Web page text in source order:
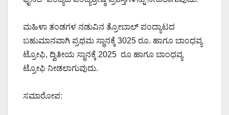
ಮಹಿಳಾ ತಂಡಗಳ ನಡುವಿನ ತ್ರೋಬಾಲ್ ಪಂದ್ಯಾಟದ
ಬಹುಮಾನವಾಗಿ ಪ್ರಥಮ ಸ್ಥಾನಕ್ಕೆ 3025 ರೂ. ಹಾಗೂ ಬಾಂಧವ್ಯ
ಟ್ರೋಫಿ, ದ್ವಿತೀಯ ಸ್ಥಾನಕ್ಕೆ 2025 ರೂ ಹಾಗೂ ಬಾಂಧವ್ಯ
ಟ್ರೋಫಿ ನೀಡಲಾಗುವುದು.
ಸಮಾರೋಪ: